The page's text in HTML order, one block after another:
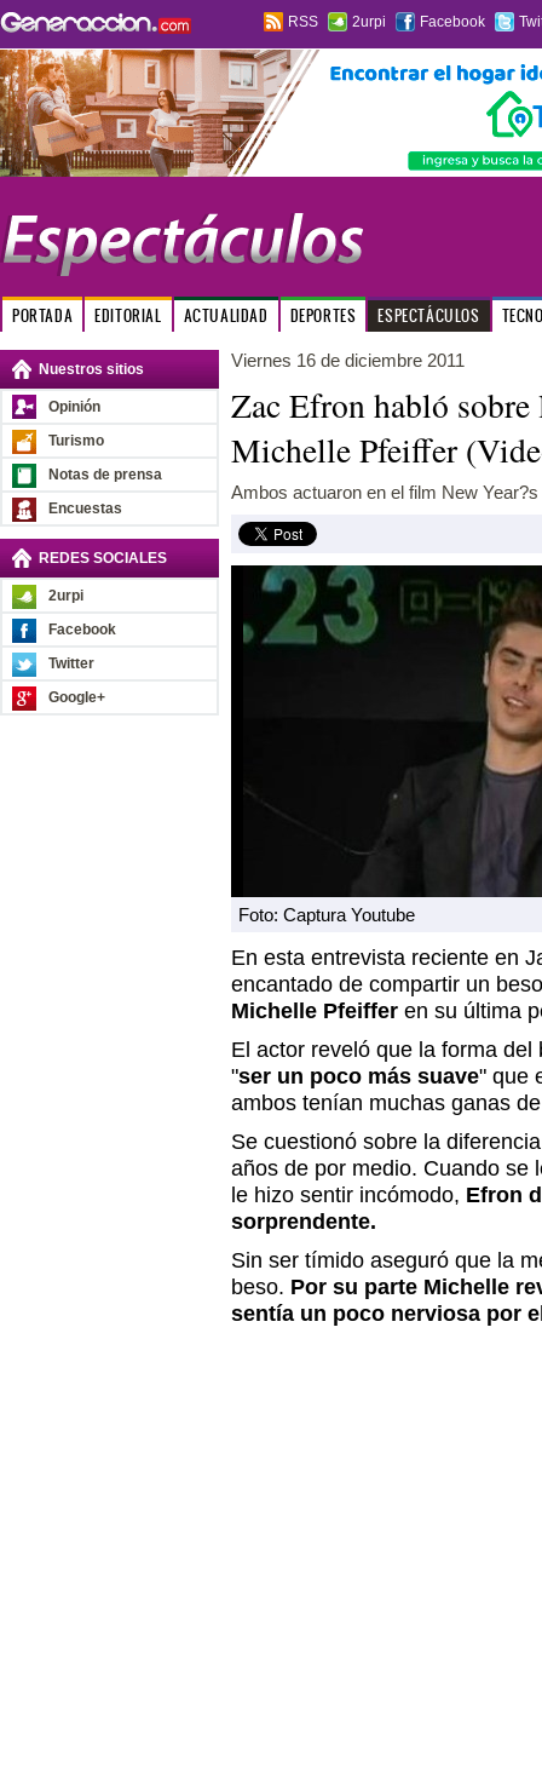
RSS 2urpi Facebook
PORTADA EDITORIAL ACTUALIDAD DEPORTES ESPECTÁCULOS
Nuestros sitios
Opinión
Turismo
Notas de prensa
Encuestas
REDES SOCIALES
2urpi
Facebook
Twitter
Google+
Viernes 16 de diciembre 2011
Zac Efron habló sobre
Michelle Pfeiffer
Ambos actuaron en el film New
Foto: Captura Youtube
En esta entrevista reciente en
encantado de compartir un
Michelle Pfeiffer en su última
El actor reveló que la forma
"ser un poco más suave" que
ambos tenían muchas ganas
Se cuestionó sobre la
años de por medio. Cuando se
le hizo sentir incómodo, Efron
sorprendente.
Sin ser tímido aseguró que la
beso. Por su parte Michelle
sentía un poco nerviosa por